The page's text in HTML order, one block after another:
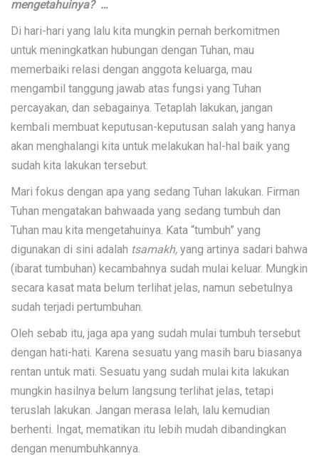
mengetahuinya? …
Di hari-hari yang lalu kita mungkin pernah berkomitmen
untuk meningkatkan hubungan dengan Tuhan, mau
memerbaiki relasi dengan anggota keluarga, mau
mengambil tanggung jawab atas fungsi yang Tuhan
percayakan, dan sebagainya. Tetaplah lakukan, jangan
kembali membuat keputusan-keputusan salah yang hanya
akan menghalangi kita untuk melakukan hal-hal baik yang
sudah kita lakukan tersebut.
Mari fokus dengan apa yang sedang Tuhan lakukan. Firman
Tuhan mengatakan bahwaada yang sedang tumbuh dan
Tuhan mau kita mengetahuinya. Kata “tumbuh” yang
digunakan di sini adalah tsamakh, yang artinya sadari bahwa
(ibarat tumbuhan) kecambahnya sudah mulai keluar. Mungkin
secara kasat mata belum terlihat jelas, namun sebetulnya
sudah terjadi pertumbuhan.
Oleh sebab itu, jaga apa yang sudah mulai tumbuh tersebut
dengan hati-hati. Karena sesuatu yang masih baru biasanya
rentan untuk mati. Sesuatu yang sudah mulai kita lakukan
mungkin hasilnya belum langsung terlihat jelas, tetapi
teruslah lakukan. Jangan merasa lelah, lalu kemudian
berhenti. Ingat, mematikan itu lebih mudah dibandingkan
dengan menumbuhkannya.